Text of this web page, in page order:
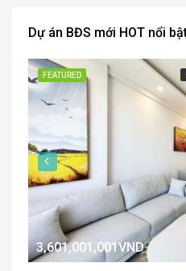
Dự án BĐS mới HOT nổi
FEATURED
3,601,001,001VND